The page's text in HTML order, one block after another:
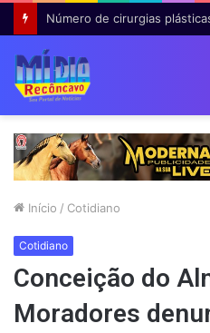
Início / Cotidiano
Cotidiano
Conceição do
Moradores